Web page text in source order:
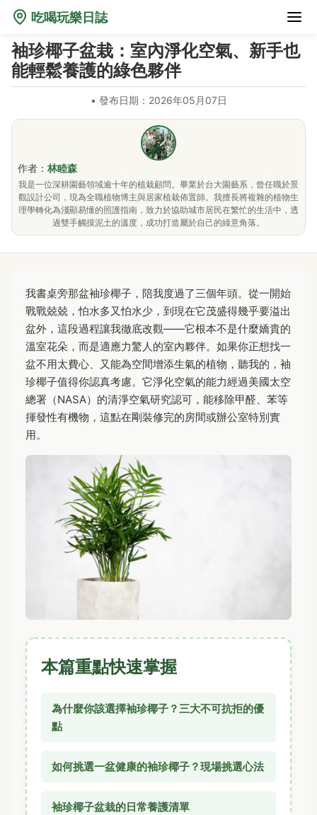
吃喝玩樂日誌
袖珍椰子盆栽：室內淨化空氣、新手也
能輕鬆養護的綠色夥伴
• 發布日期：2026年05月07日
作者： 林睦森
我是一位深耕園藝領域逾十年的植栽顧問。畢業於台大園藝系，曾任職於景
觀設計公司，現為全職植物博主與居家植栽佈置師。我擅長將複雜的植物生
理學轉化為淺顯易懂的照護指南，致力於協助城市居民在繁忙的生活中，透
過雙手觸摸泥土的溫度，成功打造屬於自己的綠意角落。
我書桌旁那盆袖珍椰子，陪我度過了三個年頭。從一開始
戰戰兢兢，怕水多又怕水少，到現在它茂盛得幾乎要溢出
盆外，這段過程讓我徹底改觀——它根本不是什麼嬌貴的
溫室花朵，而是適應力驚人的室內夥伴。如果你正想找一
盆不用太費心、又能為空間增添生氣的植物，聽我的，袖
珍椰子值得你認真考慮。它淨化空氣的能力經過美國太空
總署（NASA）的清淨空氣研究認可，能移除甲醛、苯等
揮發性有機物，這點在剛裝修完的房間或辦公室特別實
用。
本篇重點快速掌握
為什麼你該選擇袖珍椰子？三大不可抗拒的優
點
如何挑選一盆健康的袖珍椰子？現場挑選心法
袖珍椰子盆栽的日常養護清單